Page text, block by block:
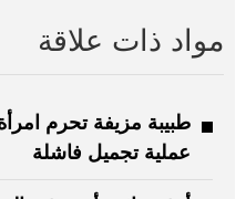
مواد ذات علاقة
طبيبة مزيفة تحرم
عملية تجميل فاشلة